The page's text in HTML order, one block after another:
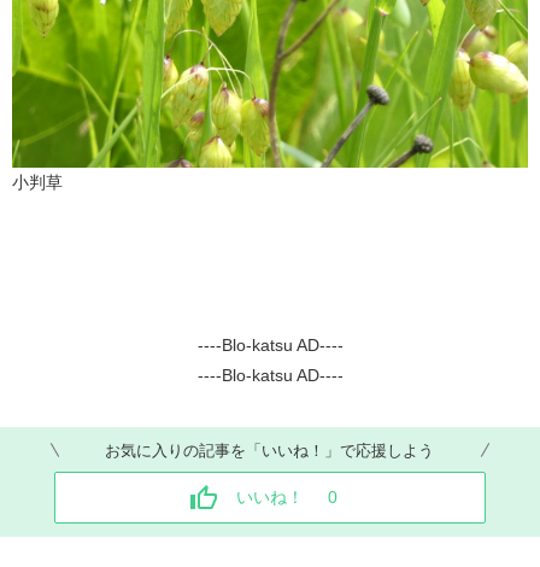
小判草
----Blo-katsu AD----
----Blo-katsu AD----
お気に入りの記事を「いいね！」で応援しよう
いいね！ 0